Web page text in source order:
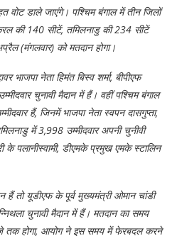
डाले जाएंगे। पश्चिम बंगाल में तीन जिलों
की 140 सीटें, तमिलनाडु की 234 सीटें
(मंगलवार) को मतदान होगा।
नेता हिमंत बिस्व शर्मा, बीपीएफ
चुनावी मैदान में हैं। वहीं पश्चिम बंगाल
हैं, जिनमें भाजपा नेता स्वपन दासगुप्ता,
में 3,998 उम्मीदवार अपनी चुनीवी
पलानीस्वामी, डीएमके प्रमुख एमके स्टालिन
हैं तो यूडीएफ के पूर्व मुख्यमंत्री ओमान चांडी
चुनावी मैदान में हैं। मतदान का समय
होगा, आयोग ने इस समय में फेरबदल करने